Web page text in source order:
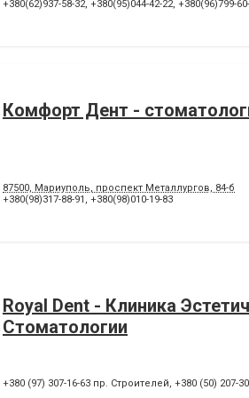
+380(62)937-58-32, +380(95)044-42-22, +380(96)799-
Комфорт Дент -
87500, Мариуполь, проспект Металлургов, 84-б
+380(98)317-88-91 , +380(98)010-19-83
Royal Dent - Клиника
Стоматологии
+380 (97) 307-16-63 пр. Строителей, +380 (50) 207-